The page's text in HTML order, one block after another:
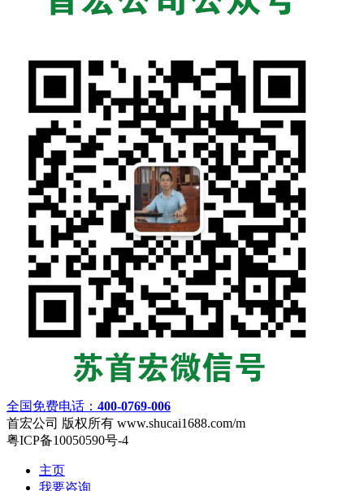
全国免费电话： 400-0769-006
首宏公司 版权所有 www.shucai1688.com/m
粤ICP备10050590号-4
主页
我要咨询